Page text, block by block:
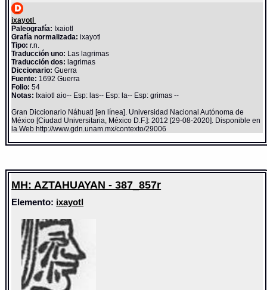
ixayotl
Paleografía: Ixaiotl
Grafía normalizada: ixayotl
Tipo: r.n.
Traducción uno: Las lagrimas
Traducción dos: lagrimas
Diccionario:Guerra
Fuente: 1692 Guerra
Folio: 54
Notas: Ixaiotl aio-- Esp: las-- Esp: la-- Esp: grimas --
Gran Diccionario Náhuatl [en línea]. Universidad Nacional Autónoma de
México [Ciudad Universitaria, México D.F.]: 2012 [29-08-2020]. Disponible en
la Web http://www.gdn.unam.mx/contexto/29006
MH: AZTAHUAYAN - 387_857r
Elemento: ixayotl